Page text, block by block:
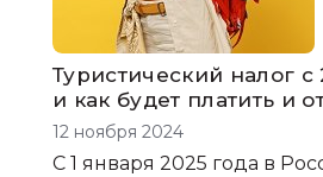
Туристический налог с
и как будет платить и
12 ноября 2024
С 1 января 2025 года в